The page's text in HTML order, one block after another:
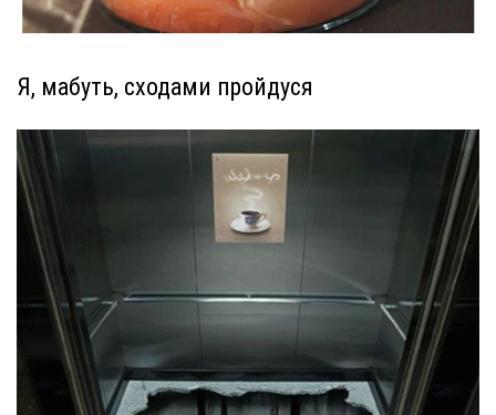
Я, мабуть, сходами пройдуся